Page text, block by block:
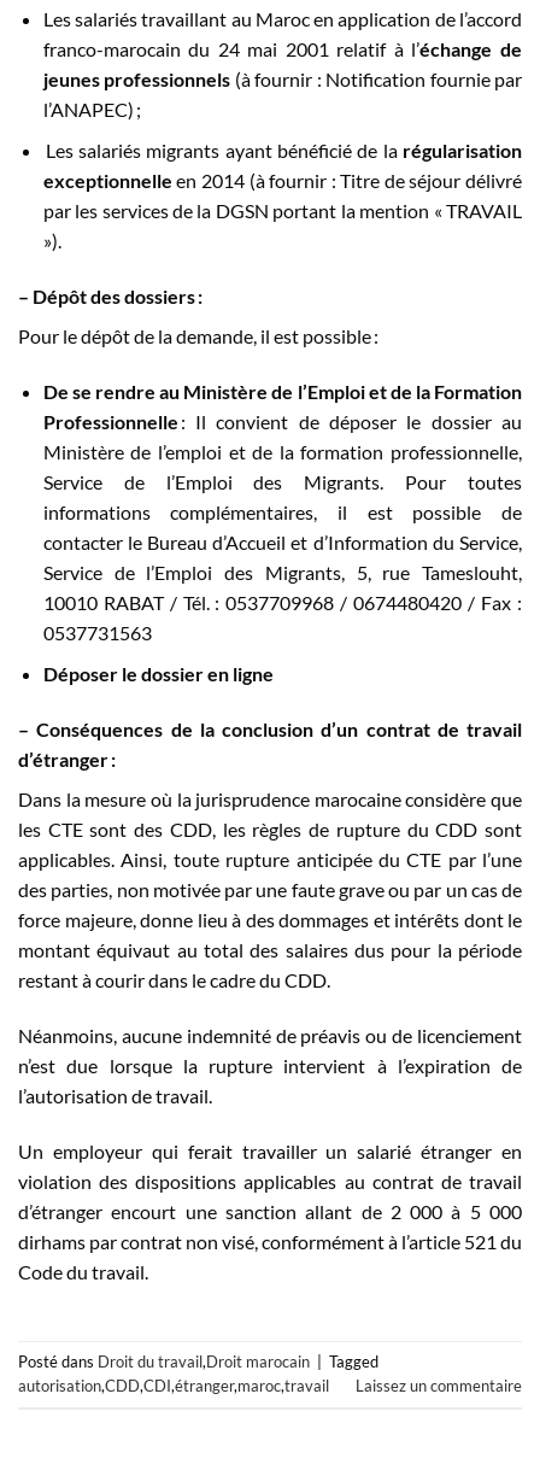
Les salariés travaillant au Maroc en application de l’accord
franco-marocain du 24 mai 2001 relatif à l’échange de
jeunes professionnels (à fournir : Notification fournie par
l’ANAPEC) ;
Les salariés migrants ayant bénéficié de la régularisation
exceptionnelle en 2014 (à fournir : Titre de séjour délivré
par les services de la DGSN portant la mention « TRAVAIL
»).
– Dépôt des dossiers :
Pour le dépôt de la demande, il est possible :
De se rendreau Ministère de l’Emploi et de la Formation
Professionnelle : Il convient de déposer le dossier au
Ministère de l’emploi et de la formation professionnelle,
Service de l’Emploi des Migrants. Pour toutes
informations complémentaires, il est possible de
contacter le Bureau d’Accueil et d’Information du Service,
Service de l’Emploi des Migrants, 5, rue Tameslouht,
10010 RABAT / Tél. : 0537709968 / 0674480420 / Fax :
0537731563
Déposer le dossieren ligne
–Conséquences de la conclusion d’un contrat de travail
d’étranger :
Dans la mesure où la jurisprudence marocaine considère que
les CTE sont des CDD, les règles de rupture du CDD sont
applicables. Ainsi, toute rupture anticipée du CTE par l’une
des parties, non motivée par une faute grave ou par un cas de
force majeure, donne lieu à des dommages et intérêts dont le
montant équivaut au total des salaires dus pour la période
restant à courir dans le cadre du CDD.
Néanmoins, aucune indemnité de préavis ou de licenciement
n’est due lorsque la rupture intervient à l’expiration de
l’autorisation de travail.
Un employeur qui ferait travailler un salarié étranger en
violation des dispositions applicables au contrat de travail
d’étranger encourt une sanction allant de 2 000 à 5 000
dirhams par contrat non visé, conformément à l’article 521 du
Code du travail.
Posté dans Droit du travail,Droit marocain
Tagged
autorisation,CDD,CDI,étranger,maroc,travail Laissez un commentaire